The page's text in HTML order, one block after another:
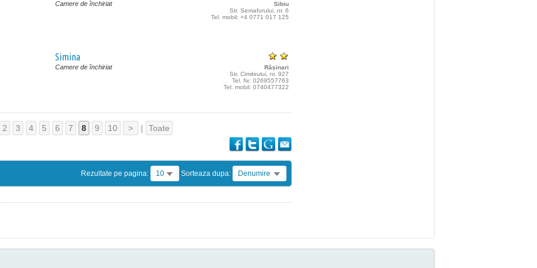
Sibiu
Str. Semaforului, nr. 6
Tel. mobil: +4 0771 017 125
Camere de închiriat
Simina
Rășinari
Str. Cimitirului, nr. 927
Tel. fix: 0269557763
Tel. mobil: 0740477322
Camere de închiriat
2 3 4 5 6 7 8 9 10 > | Toate
Rezultate pe pagina: 10 Sorteaza dupa: Denumire